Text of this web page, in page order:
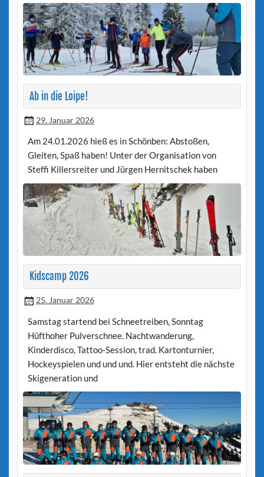
Ab in die Loipe!
29. Januar 2026
Am 24.01.2026 hieß es in Schönben: Abstoßen,
Gleiten, Spaß haben! Unter der Organisation von
Steffi Killersreiter und Jürgen Hernitschek haben
Kidscamp 2026
25. Januar 2026
Samstag startend bei Schneetreiben, Sonntag
Hüfthoher Pulverschnee. Nachtwanderung,
Kinderdisco, Tattoo-Session, trad. Kartonturnier,
Hockeyspielen und und und. Hier entsteht die nächste
Skigeneration und